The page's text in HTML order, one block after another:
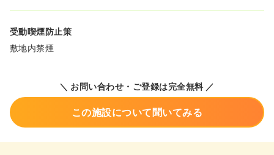
受動喫煙防止策
敷地内禁煙
＼ お問い合わせ・ご登録は完全無料 ／
この施設について聞いてみる